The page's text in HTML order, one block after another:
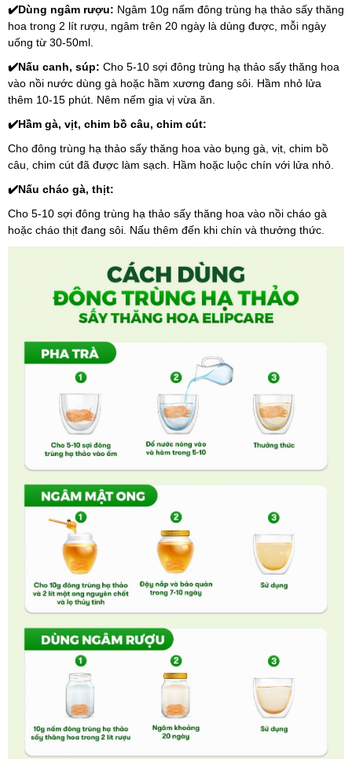
✔️Dùng ngâm rượu: Ngâm 10g nấm đông trùng hạ thảo sấy thăng
hoa trong 2 lít rượu, ngâm trên 20 ngày là dùng được, mỗi ngày
uống từ 30-50ml.
✔️Nấu canh, súp: Cho 5-10 sợi đông trùng hạ thảo sấy thăng hoa
vào nồi nước dùng gà hoặc hầm xương đang sôi. Hầm nhỏ lửa
thêm 10-15 phút. Nêm nếm gia vị vừa ăn.
✔️Hầm gà, vịt, chim bồ câu, chim cút:
Cho đông trùng hạ thảo sấy thăng hoa vào bụng gà, vịt, chim bồ
câu, chim cút đã được làm sạch. Hầm hoặc luộc chín với lửa nhỏ.
✔️Nấu cháo gà, thịt:
Cho 5-10 sợi đông trùng hạ thảo sấy thăng hoa vào nồi cháo gà
hoặc cháo thịt đang sôi. Nấu thêm đến khi chín và thưởng thức.